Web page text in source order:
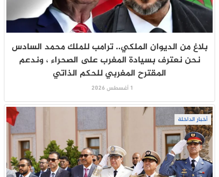
بلاغ من الديوان الملكي.. ترامب للملك محمد السادس
نحن نعترف بسيادة المغرب على الصحراء ، وندعم
المقترح المغربي للحكم الذاتي
1 أغسطس 2026
أخبار الداخلة